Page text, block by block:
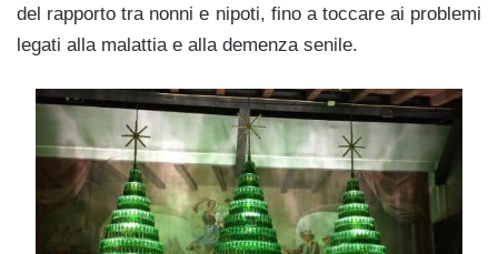
del rapporto tra nonni e nipoti, fino a toccare ai problemi
legati alla malattia e alla demenza senile.